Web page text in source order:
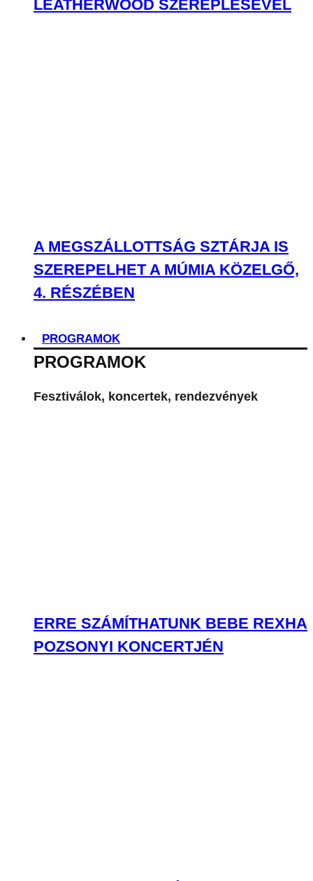
LEATHERWOOD SZEREPLÉSÉVEL
A MEGSZÁLLOTTSÁG SZTÁRJA IS
SZEREPELHET A MÚMIA KÖZELGŐ,
4. RÉSZÉBEN
PROGRAMOK
PROGRAMOK
Fesztiválok, koncertek, rendezvények
ERRE SZÁMÍTHATUNK BEBE REXHA
POZSONYI KONCERTJÉN